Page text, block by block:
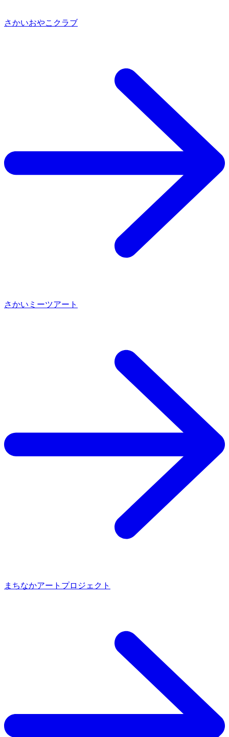
さかいおやこクラブ
さかいミーツアート
まちなかアートプロジェクト